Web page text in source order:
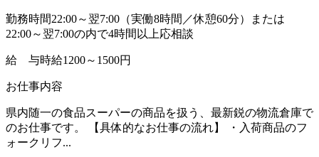
勤務時間22:00～翌7:00（実働8時間／休憩60分）または
22:00～翌7:00の内で4時間以上応相談
給 与時給1200～1500円
お仕事内容
県内随一の食品スーパーの商品を扱う、最新鋭の物流倉庫で
のお仕事です。 【具体的なお仕事の流れ】 ・入荷商品のフ
ォークリフ...